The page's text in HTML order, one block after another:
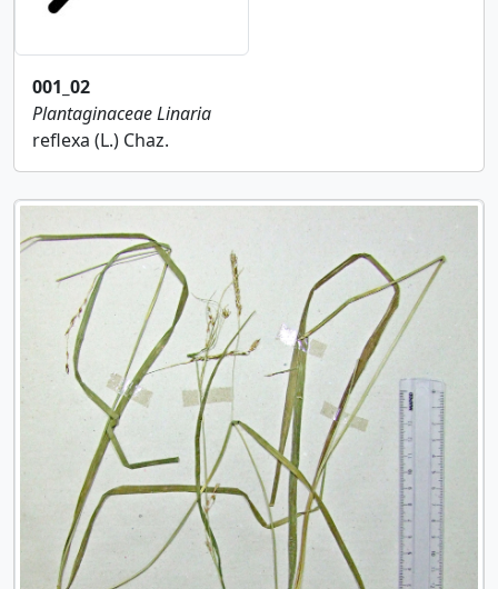
001_02
PlantaginaceaeLinaria
reflexa (L.) Chaz.